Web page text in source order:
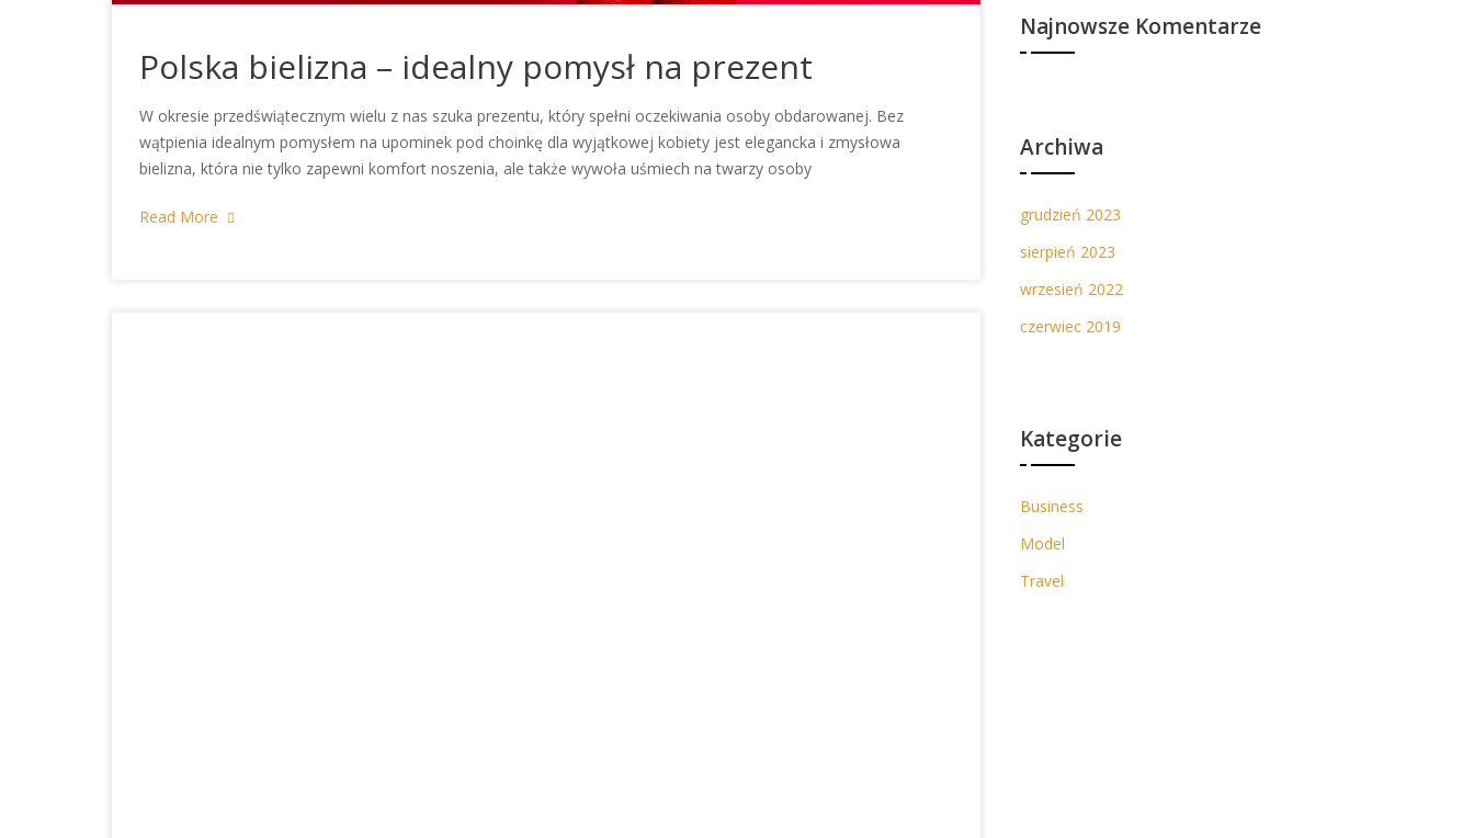
Polska bielizna – idealny pomysł na prezent
W okresie przedświątecznym wielu z nas szuka prezentu, który spełni oczekiwania osoby obdarowanej. Bez
wątpienia idealnym pomysłem na upominek pod choinkę dla wyjątkowej kobiety jest elegancka i zmysłowa
bielizna, która nie tylko zapewni komfort noszenia, ale także wywoła uśmiech na twarzy osoby
Read More
Najnowsze Komentarze
Archiwa
grudzień 2023
sierpień 2023
wrzesień 2022
czerwiec 2019
Kategorie
Business
Model
Travel